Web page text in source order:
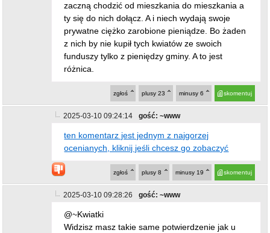
zaczną chodzić od mieszkania do mieszkania a
ty się do nich dołącz. A i niech wydają swoje
prywatne ciężko zarobione pieniądze. Bo żaden
z nich by nie kupił tych kwiatów ze swoich
funduszy tylko z pieniędzy gminy. A to jest
różnica.
skomentuj
minusy 6
plusy 23
zgłoś
2025-03-10 09:24:14 gość: ~www
ten komentarz jest jednym z najgorzej
ocenianych, kliknij jeśli chcesz go zobaczyć
skomentuj
minusy 19
plusy 8
zgłoś
2025-03-10 09:28:26 gość: ~www
@~Kwiatki
Widzisz masz takie same potwierdzenie jak u